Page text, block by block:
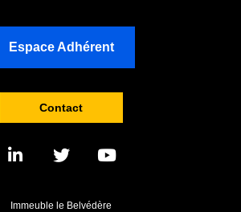
Espace Adhérent
Contact
Immeuble le Belvédère